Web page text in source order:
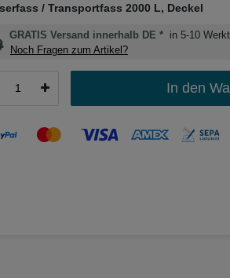
/ Transportfass 2000 L, Deckel
GRATIS Versand innerhalb DE *
in 5-10
Noch Fragen zum Artikel?
In den